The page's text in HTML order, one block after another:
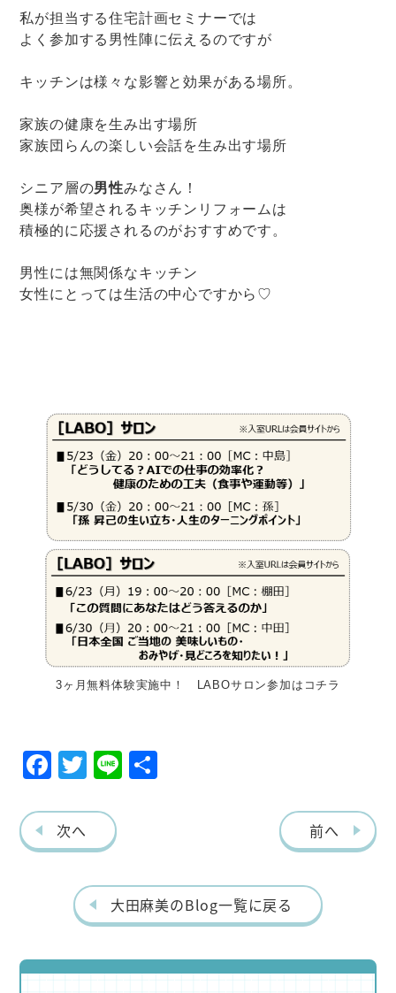
私が担当する住宅計画セミナーでは
よく参加する男性陣に伝えるのですが
キッチンは様々な影響と効果がある場所。
家族の健康を生み出す場所
家族団らんの楽しい会話を生み出す場所
シニア層の男性みなさん！
奥様が希望されるキッチンリフォームは
積極的に応援されるのがおすすめです。
男性には無関係なキッチン
女性にとっては生活の中心ですから♡
3ヶ月無料体験実施中！ LABOサロン参加はコチラ
F
eb
o
T
itt
er
Li
次へ 前へ
大田麻美のBlog一覧に戻る